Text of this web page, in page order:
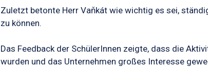
Zuletzt betonte Herr Vaňkát wie wichtig es sei,
zu können.
Das Feedback der SchülerInnen zeigte, dass die
wurden und das Unternehmen großes Interesse